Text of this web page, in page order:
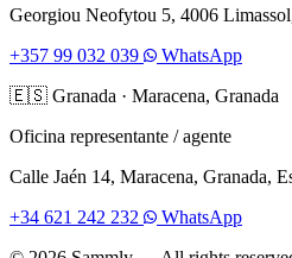
Georgiou Neofytou 5, 4006
+357 99 032 039
WhatsApp
🇪🇸 Granada · Maracena, Granada
Oficina representante / agente
Calle Jaén 14, Maracena, Granada,
+34 621 242 232
WhatsApp